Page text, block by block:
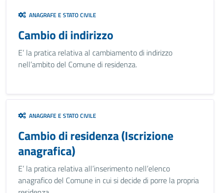
ANAGRAFE E STATO CIVILE
Cambio di indirizzo
E’ la pratica relativa al cambiamento di indirizzo
nell’ambito del Comune di residenza.
ANAGRAFE E STATO CIVILE
Cambio di residenza (Iscrizione
anagrafica)
E’ la pratica relativa all’inserimento nell’elenco
anagrafico del Comune in cui si decide di porre la propria